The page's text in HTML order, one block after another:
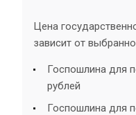
Цена
зависит от
Госпошлина для
рублей
Госпошлина для